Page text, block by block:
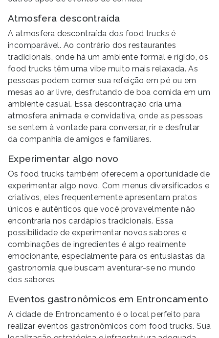
Atmosfera descontraída
A atmosfera descontraída dos food trucks é
incomparável. Ao contrário dos restaurantes
tradicionais, onde há um ambiente formal e rígido, os
food trucks têm uma vibe muito mais relaxada. As
pessoas podem comer sua refeição em pé ou em
mesas ao ar livre, desfrutando de boa comida em um
ambiente casual. Essa descontração cria uma
atmosfera animada e convidativa, onde as pessoas
se sentem à vontade para conversar, rir e desfrutar
da companhia de amigos e familiares.
Experimentar algo novo
Os food trucks também oferecem a oportunidade de
experimentar algo novo. Com menus diversificados e
criativos, eles frequentemente apresentam pratos
únicos e autênticos que você provavelmente não
encontraria nos cardápios tradicionais. Essa
possibilidade de experimentar novos sabores e
combinações de ingredientes é algo realmente
emocionante, especialmente para os entusiastas da
gastronomia que buscam aventurar-se no mundo
dos sabores.
Eventos gastronômicos em Entroncamento
A cidade de Entroncamento é o local perfeito para
realizar eventos gastronômicos com food trucks. Sua